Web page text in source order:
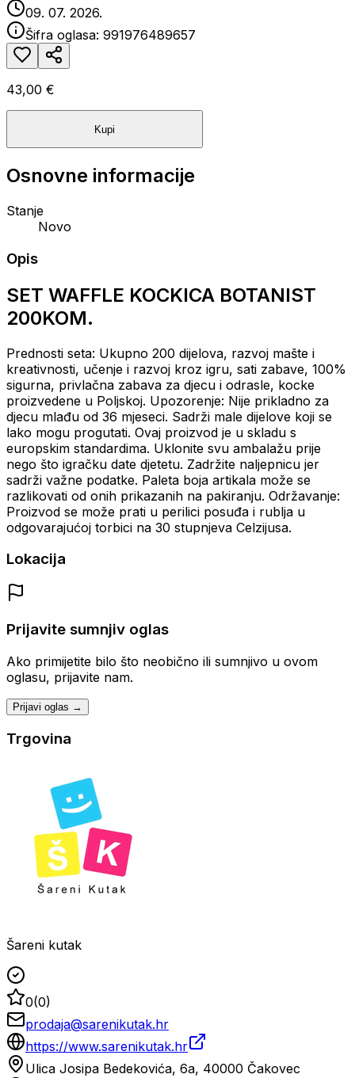
09. 07. 2026.
Šifra oglasa: 991976489657
43,00 €
Kupi
Osnovne informacije
Stanje
Novo
Opis
SET WAFFLE KOCKICA BOTANIST
200KOM.
Prednosti seta: Ukupno 200 dijelova, razvoj mašte i
kreativnosti, učenje i razvoj kroz igru, sati zabave, 100%
sigurna, privlačna zabava za djecu i odrasle, kocke
proizvedene u Poljskoj. Upozorenje: Nije prikladno za
djecu mlađu od 36 mjeseci. Sadrži male dijelove koji se
lako mogu progutati. Ovaj proizvod je u skladu s
europskim standardima. Uklonite svu ambalažu prije
nego što igračku date djetetu. Zadržite naljepnicu jer
sadrži važne podatke. Paleta boja artikala može se
razlikovati od onih prikazanih na pakiranju. Održavanje:
Proizvod se može prati u perilici posuđa i rublja u
odgovarajućoj torbici na 30 stupnjeva Celzijusa.
Lokacija
Prijavite sumnjiv oglas
Ako primijetite bilo što neobično ili sumnjivo u ovom
oglasu, prijavite nam.
Prijavi oglas →
Trgovina
Šareni kutak
0(0)
prodaja@sarenikutak.hr
https://www.sarenikutak.hr
Ulica Josipa Bedekovića, 6a, 40000 Čakovec